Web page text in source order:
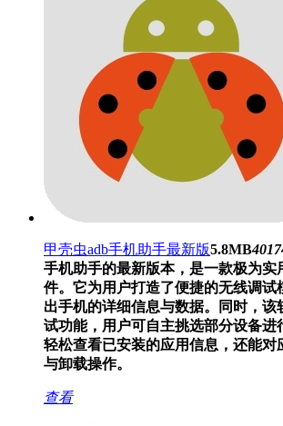
甲壳虫adb手机助手最新版5.8MB
手机助手的最新版本，是一款极为实
件。它为用户打造了便捷的无线调试
出手机的详细信息与数据。同时，该
试功能，用户可自主挑选部分设备进
轻松查看已安装的应用信息，还能对
与卸载操作。
查看